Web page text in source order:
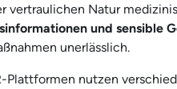
vertraulichen Natur
und sensible
unerlässlich.
Plattformen nutzen